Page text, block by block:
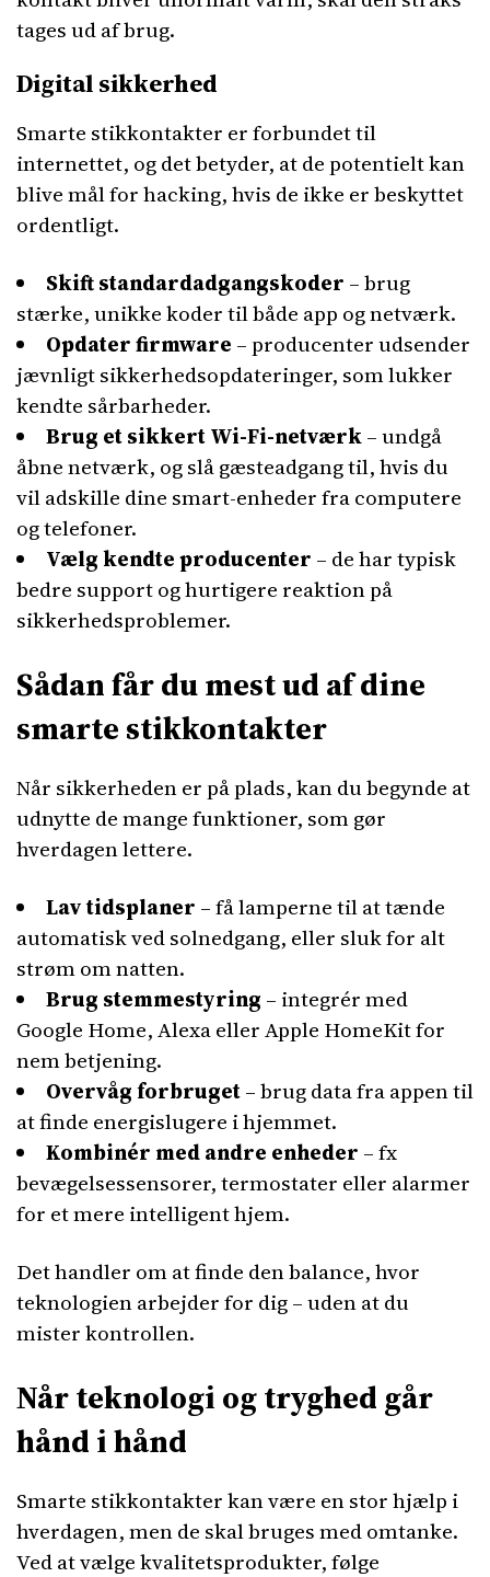
tages ud af brug.
Digital sikkerhed
Smarte stikkontakter er forbundet til
internettet, og det betyder, at de potentielt kan
blive mål for hacking, hvis de ikke er beskyttet
ordentligt.
Skift standardadgangskoder – brug
stærke, unikke koder til både app og netværk.
Opdater firmware – producenter udsender
jævnligt sikkerhedsopdateringer, som lukker
kendte sårbarheder.
Brug et sikkert Wi-Fi-netværk– undgå
åbne netværk, og slå gæsteadgang til, hvis du
vil adskille dine smart-enheder fra computere
og telefoner.
Vælg kendte producenter – de har typisk
bedre support og hurtigere reaktion på
sikkerhedsproblemer.
Sådan får du mest ud af dine
smarte stikkontakter
Når sikkerheden er på plads, kan du begynde at
udnytte de mange funktioner, som gør
hverdagen lettere.
Lav tidsplaner – få lamperne til at tænde
automatisk ved solnedgang, eller sluk for alt
strøm om natten.
Brug stemmestyring – integrér med
Google Home, Alexa eller Apple HomeKit for
nem betjening.
Overvåg forbruget– brug data fra appen til
at finde energislugere i hjemmet.
Kombinér med andre enheder – fx
bevægelsessensorer, termostater eller alarmer
for et mere intelligent hjem.
Det handler om at finde den balance, hvor
teknologien arbejder for dig – uden at du
mister kontrollen.
Når teknologi og tryghed går
hånd i hånd
Smarte stikkontakter kan være en stor hjælp i
hverdagen, men de skal bruges med omtanke.
Ved at vælge kvalitetsprodukter, følge